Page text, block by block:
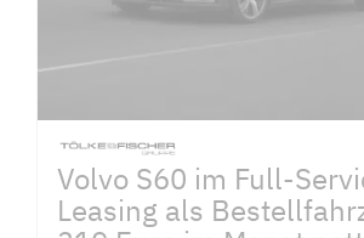
Volvo S60 im Full-
Leasing als